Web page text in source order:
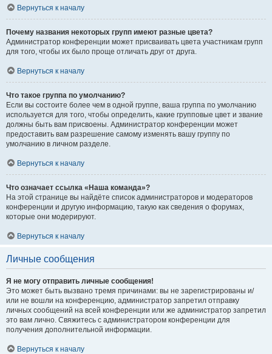
Вернуться к началу
Почему названия некоторых групп имеют разные цвета?
Администратор конференции может присваивать цвета участникам групп
для того, чтобы их было проще отличать друг от друга.
Вернуться к началу
Что такое группа по умолчанию?
Если вы состоите более чем в одной группе, ваша группа по умолчанию
используется для того, чтобы определить, какие групповые цвет и звание
должны быть вам присвоены. Администратор конференции может
предоставить вам разрешение самому изменять вашу группу по
умолчанию в личном разделе.
Вернуться к началу
Что означает ссылка «Наша команда»?
На этой странице вы найдёте список администраторов и модераторов
конференции и другую информацию, такую как сведения о форумах,
которые они модерируют.
Вернуться к началу
Личные сообщения
Я не могу отправить личные сообщения!
Это может быть вызвано тремя причинами: вы не зарегистрированы и/
или не вошли на конференцию, администратор запретил отправку
личных сообщений на всей конференции или же администратор запретил
это вам лично. Свяжитесь с администратором конференции для
получения дополнительной информации.
Вернуться к началу